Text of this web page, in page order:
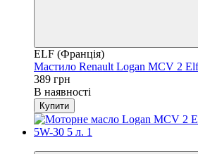
ELF (Франція)
Мастило Renault Logan MCV 2
389 грн
В наявності
Купити